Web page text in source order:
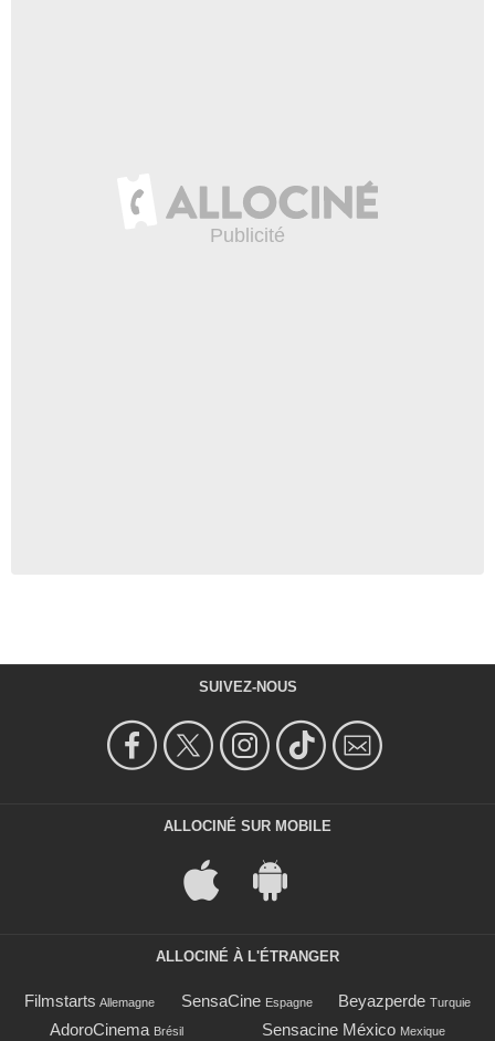
SUIVEZ-NOUS
ALLOCINÉ SUR MOBILE
ALLOCINÉ À L'ÉTRANGER
Filmstarts Allemagne SensaCine Espagne Beyazperde Turquie
AdoroCinema Brésil Sensacine México Mexique